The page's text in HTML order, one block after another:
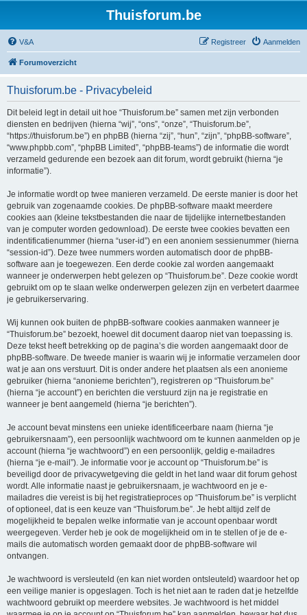
Thuisforum.be
V&A Aanmelden
Registreer
Forumoverzicht
Thuisforum.be - Privacybeleid
Dit beleid legt in detail uit hoe “Thuisforum.be” samen met zijn verbonden
diensten en bedrijven (hierna “wij”, “ons”, “onze”, “Thuisforum.be”,
“https://thuisforum.be”) en phpBB (hierna “zij”, “hun”, “zijn”, “phpBB-software”,
“www.phpbb.com”, “phpBB Limited”, “phpBB-teams”) de informatie die wordt
verzameld gedurende een bezoek aan dit forum, wordt gebruikt (hierna “je
informatie”).
Je informatie wordt op twee manieren verzameld. De eerste manier is door het
gebruik van zogenaamde cookies. De phpBB-software maakt meerdere
cookies aan (kleine tekstbestanden die naar de tijdelijke internetbestanden
van je computer worden gedownload). De eerste twee cookies bevatten een
indentificatienummer (hierna “user-id”) en een anoniem sessienummer (hierna
“session-id”). Deze twee nummers worden automatisch door de phpBB-
software aan je toegewezen. Een derde cookie zal worden aangemaakt
wanneer je onderwerpen hebt gelezen op “Thuisforum.be”. Deze cookie wordt
gebruikt om op te slaan welke onderwerpen gelezen zijn en verbetert daarmee
je gebruikerservaring.
Wij kunnen ook buiten de phpBB-software cookies aanmaken wanneer je
“Thuisforum.be” bezoekt, hoewel dit document daarop niet van toepassing is.
Deze tekst heeft betrekking op de pagina’s die worden aangemaakt door de
phpBB-software. De tweede manier is waarin wij je informatie verzamelen door
wat je aan ons verstuurt. Dit is onder andere het plaatsen als een anonieme
gebruiker (hierna “anonieme berichten”), registreren op “Thuisforum.be”
(hierna “je account”) en berichten die verstuurd zijn na je registratie en
wanneer je bent aangemeld (hierna “je berichten”).
Je account bevat minstens een unieke identificeerbare naam (hierna “je
gebruikersnaam”), een persoonlijk wachtwoord om te kunnen aanmelden op je
account (hierna “je wachtwoord”) en een persoonlijk, geldig e-mailadres
(hierna “je e-mail”). Je informatie voor je account op “Thuisforum.be” is
beveiligd door de privacywetgeving die geldt in het land waar dit forum gehost
wordt. Alle informatie naast je gebruikersnaam, je wachtwoord en je e-
mailadres die vereist is bij het registratieproces op “Thuisforum.be” is verplicht
of optioneel, dat is een keuze van “Thuisforum.be”. Je hebt altijd zelf de
mogelijkheid te bepalen welke informatie van je account openbaar wordt
weergegeven. Verder heb je ook de mogelijkheid om in te stellen of je de e-
mails die automatisch worden gemaakt door de phpBB-software wil
ontvangen.
Je wachtwoord is versleuteld (en kan niet worden ontsleuteld) waardoor het op
een veilige manier is opgeslagen. Toch is het niet aan te raden dat je hetzelfde
wachtwoord gebruikt op meerdere websites. Je wachtwoord is het middel